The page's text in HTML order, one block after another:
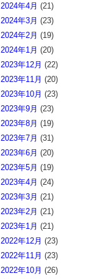
2024年4月 (21)
2024年3月 (23)
2024年2月 (19)
2024年1月 (20)
2023年12月 (22)
2023年11月 (20)
2023年10月 (23)
2023年9月 (23)
2023年8月 (19)
2023年7月 (31)
2023年6月 (20)
2023年5月 (19)
2023年4月 (24)
2023年3月 (21)
2023年2月 (21)
2023年1月 (21)
2022年12月 (23)
2022年11月 (23)
2022年10月 (26)